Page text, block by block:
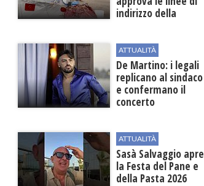
indirizzo della
sviluppo
ATTUALITÀ
De Martino: i legali
replicano al sindaco
e confermano il
concerto
ATTUALITÀ
Sasà Salvaggio apre
la Festa del Pane e
della Pasta 2026